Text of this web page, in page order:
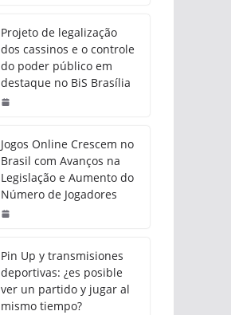
Projeto de legalização
dos cassinos e o controle
do poder público em
destaque no BiS Brasília
Jogos Online Crescem no
Brasil com Avanços na
Legislação e Aumento do
Número de Jogadores
Pin Up y transmisiones
deportivas: ¿es posible
ver un partido y jugar al
mismo tiempo?